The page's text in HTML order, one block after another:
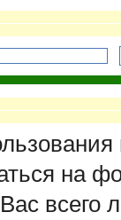
на
всего